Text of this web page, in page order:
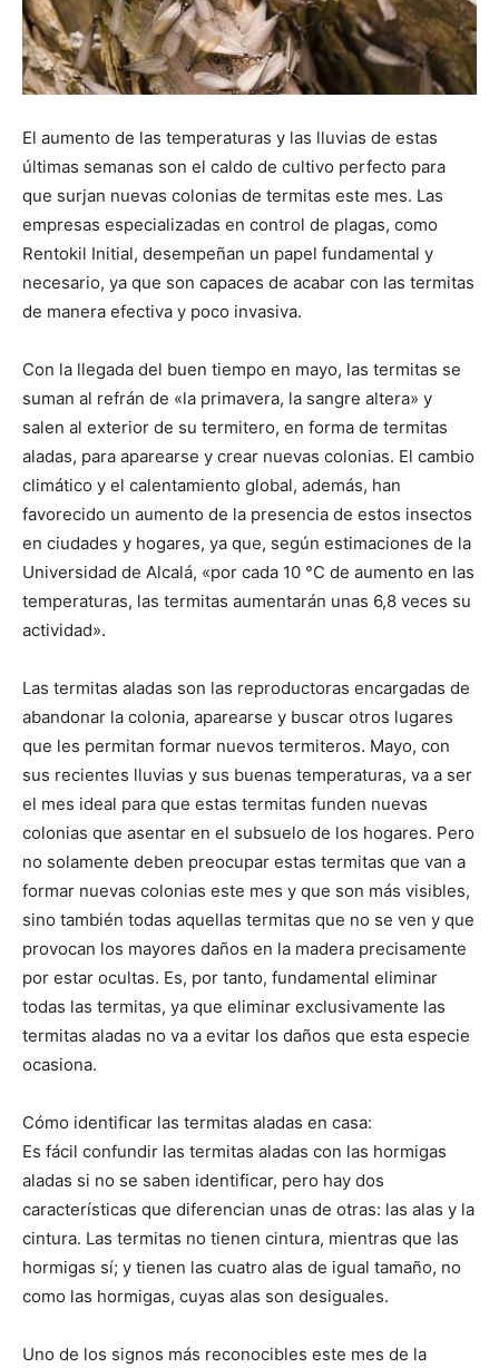
El aumento de las temperaturas y las lluvias de estas
últimas semanas son el caldo de cultivo perfecto para
que surjan nuevas colonias de termitas este mes. Las
empresas especializadas en control de plagas, como
Rentokil Initial, desempeñan un papel fundamental y
necesario, ya que son capaces de acabar con las termitas
de manera efectiva y poco invasiva.
Con la llegada del buen tiempo en mayo, las termitas se
suman al refrán de «la primavera, la sangre altera» y
salen al exterior de su termitero, en forma de termitas
aladas, para aparearse y crear nuevas colonias. El cambio
climático y el calentamiento global, además, han
favorecido un aumento de la presencia de estos insectos
en ciudades y hogares, ya que, según estimaciones de la
Universidad de Alcalá, «por cada 10 °C de aumento en las
temperaturas, las termitas aumentarán unas 6,8 veces su
actividad».
Las termitas aladas son las reproductoras encargadas de
abandonar la colonia, aparearse y buscar otros lugares
que les permitan formar nuevos termiteros. Mayo, con
sus recientes lluvias y sus buenas temperaturas, va a ser
el mes ideal para que estas termitas funden nuevas
colonias que asentar en el subsuelo de los hogares. Pero
no solamente deben preocupar estas termitas que van a
formar nuevas colonias este mes y que son más visibles,
sino también todas aquellas termitas que no se ven y que
provocan los mayores daños en la madera precisamente
por estar ocultas. Es, por tanto, fundamental eliminar
todas las termitas, ya que eliminar exclusivamente las
termitas aladas no va a evitar los daños que esta especie
ocasiona.
Cómo identificar las termitas aladas en casa:
Es fácil confundir las termitas aladas con las hormigas
aladas si no se saben identificar, pero hay dos
características que diferencian unas de otras: las alas y la
cintura. Las termitas no tienen cintura, mientras que las
hormigas sí; y tienen las cuatro alas de igual tamaño, no
como las hormigas, cuyas alas son desiguales.
Uno de los signos más reconocibles este mes de la